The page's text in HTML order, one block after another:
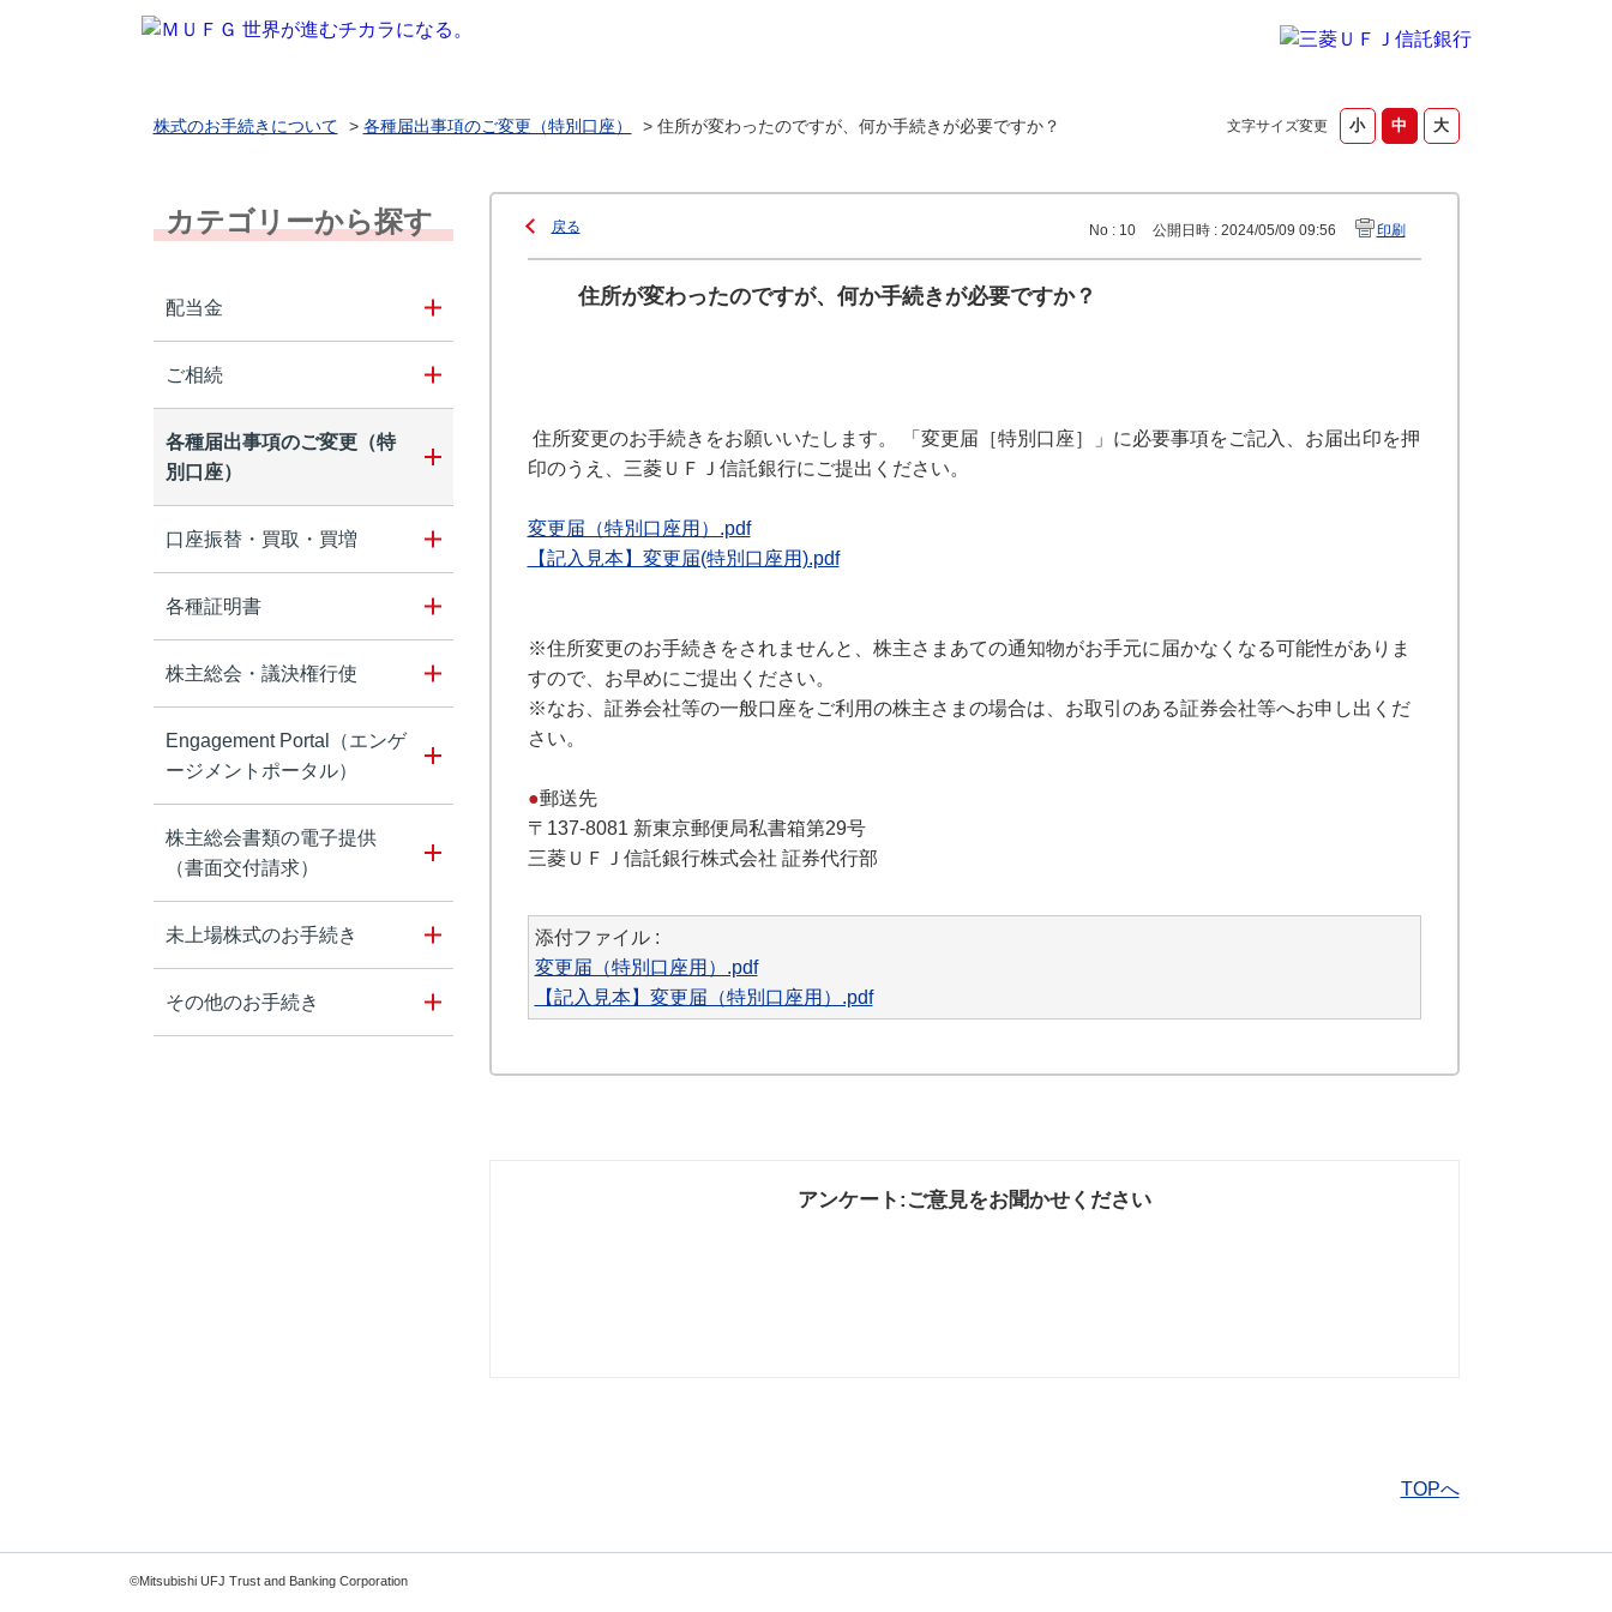
文字サイズ変更
株式のお手続きについて > 各種届出事項のご変更（特別口座） > 住所が変わったのですが、何か手続きが必要ですか？
カテゴリーから探す
配当金
ご相続
各種届出事項のご変更（特
別口座）
口座振替・買取・買増
各種証明書
株主総会・議決権行使
Engagement Portal（エンゲ
ージメントポータル）
株主総会書類の電子提供
（書面交付請求）
未上場株式のお手続き
その他のお手続き
戻る No : 10 公開日時 : 2024/05/09 09:56 印刷
住所が変わったのですが、何か手続きが必要ですか？
住所変更のお手続きをお願いいたします。 「変更届［特別口座］」に必要事項をご記入、お届出印を押
印のうえ、三菱ＵＦＪ信託銀行にご提出ください。
変更届（特別口座用）.pdf
【記入見本】変更届(特別口座用).pdf
※住所変更のお手続きをされませんと、株主さまあての通知物がお手元に届かなくなる可能性がありま
すので、お早めにご提出ください。
※なお、証券会社等の一般口座をご利用の株主さまの場合は、お取引のある証券会社等へお申し出くだ
さい。
●郵送先
〒137-8081 新東京郵便局私書箱第29号
三菱ＵＦＪ信託銀行株式会社 証券代行部
添付ファイル :
変更届（特別口座用）.pdf
【記入見本】変更届（特別口座用）.pdf
アンケート:ご意見をお聞かせください
TOPへ
©Mitsubishi UFJ Trust and Banking Corporation